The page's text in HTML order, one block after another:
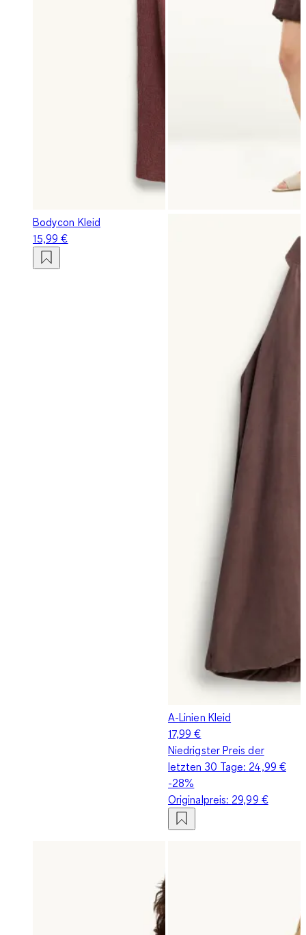
Bodycon Kleid
15,99 €
A-Linien Kleid
17,99 €
Niedrigster Preis der
letzten 30 Tage: 24,99 €
-28%
Originalpreis: 29,99 €